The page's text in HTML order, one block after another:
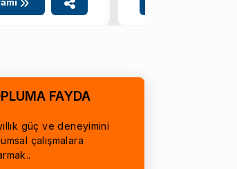
FAYDA
güç ve deneyimini
çalışmalara